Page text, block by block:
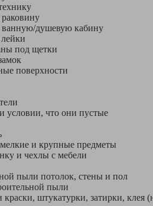
душевую кабину
под щетки
поверхности
что они пустые
и крупные предметы
и чехлы с мебели
пыли потолок, стены и пол
пыли
штукатурки, затирки, клея